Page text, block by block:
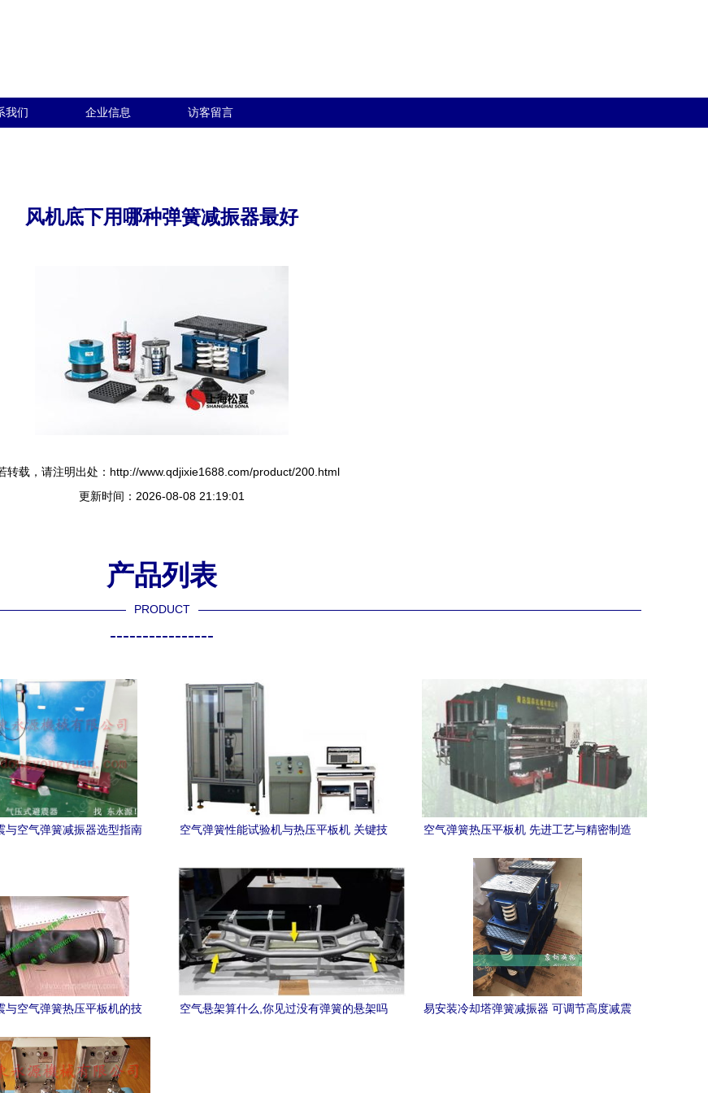
我们 企业信息 访客留言
风机底下用哪种弹簧减振器最好
转载，请注明出处：http://www.qdjixie1688.com/product/200.html
更新时间：2026-08-08 21:19:01
产品列表
PRODUCT
----------------
与空气弹簧减振器选型指南
空气弹簧性能试验机与热压平板机 关键技
空气弹簧热压平板机 先进工艺与精密制造
与空气弹簧热压平板机的技
空气悬架算什么,你见过没有弹簧的悬架吗
易安装冷却塔弹簧减振器 可调节高度减震